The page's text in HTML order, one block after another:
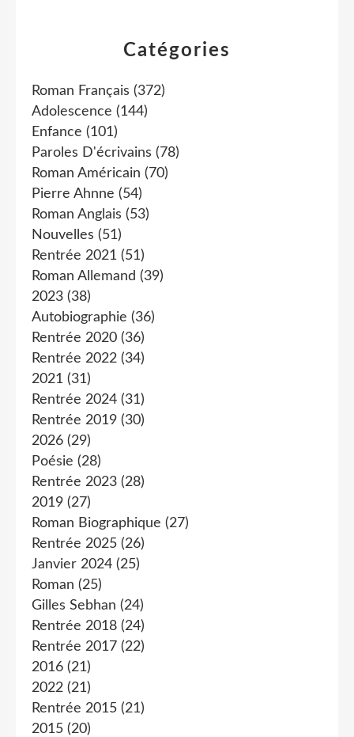
Catégories
Roman Français (372)
Adolescence (144)
Enfance (101)
Paroles D'écrivains (78)
Roman Américain (70)
Pierre Ahnne (54)
Roman Anglais (53)
Nouvelles (51)
Rentrée 2021 (51)
Roman Allemand (39)
2023 (38)
Autobiographie (36)
Rentrée 2020 (36)
Rentrée 2022 (34)
2021 (31)
Rentrée 2024 (31)
Rentrée 2019 (30)
2026 (29)
Poésie (28)
Rentrée 2023 (28)
2019 (27)
Roman Biographique (27)
Rentrée 2025 (26)
Janvier 2024 (25)
Roman (25)
Gilles Sebhan (24)
Rentrée 2018 (24)
Rentrée 2017 (22)
2016 (21)
2022 (21)
Rentrée 2015 (21)
2015 (20)